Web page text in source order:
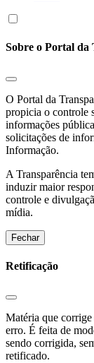
Sobre o Portal da
O Portal da
propicia o controle
informações
solicitações de
Informação.
A Transparência
induzir maior
controle e
mídia.
Fechar
Retificação
Matéria que
erro. É feita de
sendo corrigida,
retificado.